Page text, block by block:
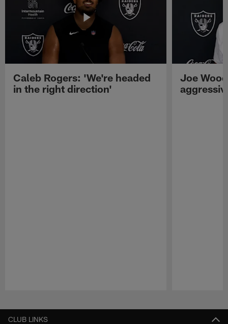
Caleb Rogers: 'We're headed
in the right direction'
Joe
CLUB LINKS